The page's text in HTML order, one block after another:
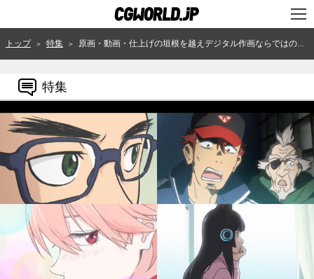
TOP
ニュース
特集
連載
用語辞典
スタジオ
講座
トップ ＞ 特集 ＞ 原画・動画・仕上げの垣根を越えデジタル作画ならではの表現で描く、劇場版『フリクリ プログレ』
特集